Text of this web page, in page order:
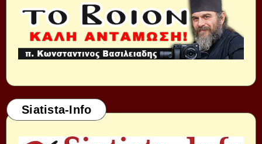
Siatista-Info